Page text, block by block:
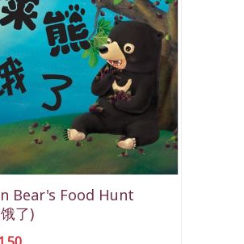
Bear's Food Hunt
了)